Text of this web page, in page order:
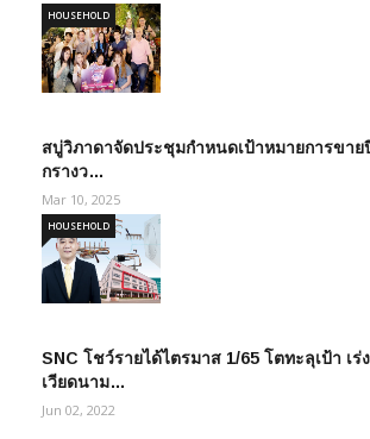
สบู่วิภาดาจัดประชุมกำหนดเป้าหมายการขาย
กรางว…
HOUSEHOLD
Mar 10, 2025
SNC โชว์รายได้ไตรมาส 1/65 โตทะลุเป้า เ
เวียดนาม…
HOUSEHOLD
Jun 02, 2022